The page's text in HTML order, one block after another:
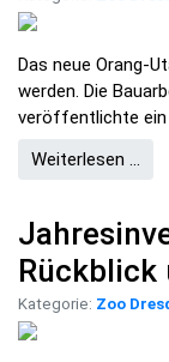
Das neue Orang-
werden. Die
veröffentlichte ein
Weiterlesen …
Rückblick
Kategorie: Zoo